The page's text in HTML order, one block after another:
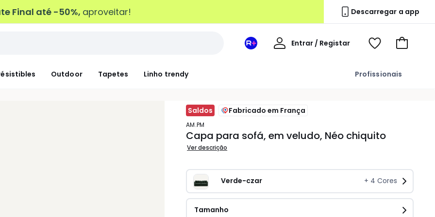
Final até -50%, aproveitar! Descarregar a app
Outdoor Tapetes Linho trendy Profissionais
Espaço
Entrar / Registar
Voir
Ir
carrinho
Saldos Fabricado em França
AM.PM
Capa para sofá, em veludo, Néo chiquito
Ver descrição
Verde-czar + 4 Cores
Tamanho